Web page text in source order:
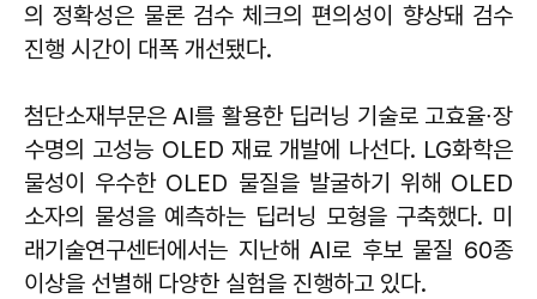
의 정확성은 물론 검수 체크의 편의성이 향상돼 검수
진행 시간이 대폭 개선됐다.
첨단소재부문은 AI를 활용한 딥러닝 기술로 고효율∙장
수명의 고성능 OLED 재료 개발에 나선다. LG화학은
물성이 우수한 OLED 물질을 발굴하기 위해 OLED
소자의 물성을 예측하는 딥러닝 모형을 구축했다. 미
래기술연구센터에서는 지난해 AI로 후보 물질 60종
이상을 선별해 다양한 실험을 진행하고 있다.